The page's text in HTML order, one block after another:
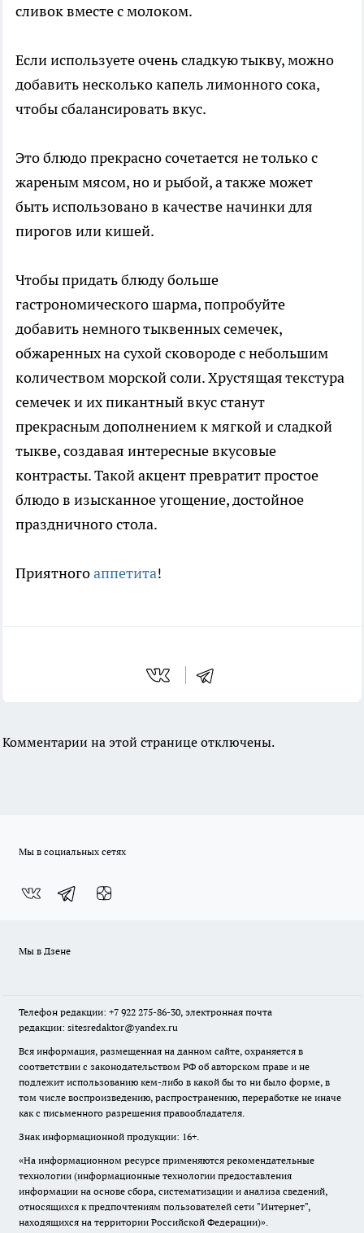
сливок вместе с молоком.
Если используете очень сладкую тыкву, можно
добавить несколько капель лимонного сока,
чтобы сбалансировать вкус.
Это блюдо прекрасно сочетается не только с
жареным мясом, но и рыбой, а также может
быть использовано в качестве начинки для
пирогов или кишей.
Чтобы придать блюду больше
гастрономического шарма, попробуйте
добавить немного тыквенных семечек,
обжаренных на сухой сковороде с небольшим
количеством морской соли. Хрустящая текстура
семечек и их пикантный вкус станут
прекрасным дополнением к мягкой и сладкой
тыкве, создавая интересные вкусовые
контрасты. Такой акцент превратит простое
блюдо в изысканное угощение, достойное
праздничного стола.
Приятногоаппетита!
Комментарии на этой странице отключены.
Мы в социальных сетях
Мы в Дзене
Телефон редакции: +7 922 275-86-30, электронная почта
редакции: sitesredaktor@yandex.ru
Вся информация, размещенная на данном сайте, охраняется в
соответствии с законодательством РФ об авторском праве и не
подлежит использованию кем-либо в какой бы то ни было форме, в
том числе воспроизведению, распространению, переработке не иначе
как с письменного разрешения правообладателя.
Знак информационной продукции: 16+.
«На информационном ресурсе применяются рекомендательные
технологии (информационные технологии предоставления
информации на основе сбора, систематизации и анализа сведений,
относящихся к предпочтениям пользователей сети "Интернет",
находящихся на территории Российской Федерации)».